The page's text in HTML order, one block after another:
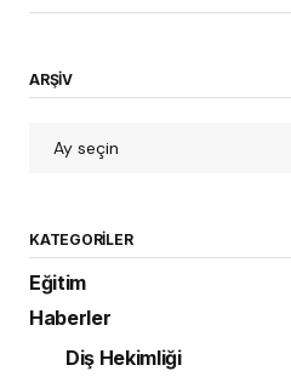
ARŞİV
KATEGORILER
Eğitim
Haberler
Diş Hekimliği